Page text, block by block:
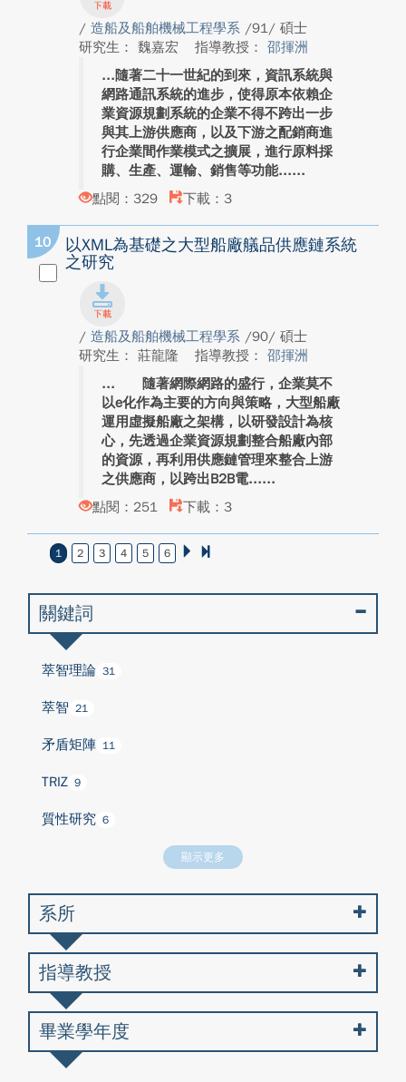
/ 造船及船舶機械工程學系 /91/ 碩士
研究生： 魏嘉宏
指導教授： 邵揮洲
隨著二十一世紀的到來，資訊系統與
網路通訊系統的進步，使得原本依賴企
業資源規劃系統的企業不得不跨出一步
與其上游供應商，以及下游之配銷商進
行企業間作業模式之擴展，進行原料採
購、生產、運輸、銷售等功能...
點閱：329
下載：3
10
以XML為基礎之大型船廠艤品供應鏈系統
之研究
/ 造船及船舶機械工程學系 /90/ 碩士
研究生： 莊龍隆
指導教授： 邵揮洲
隨著網際網路的盛行，企業莫不
以e化作為主要的方向與策略，大型船廠
運用虛擬船廠之架構，以研發設計為核
心，先透過企業資源規劃整合船廠內部
的資源，再利用供應鏈管理來整合上游
之供應商，以跨出B2B電...
點閱：251
下載：3
1 2 3 4 5 6
關鍵詞
萃智理論 31
萃智 21
矛盾矩陣 11
TRIZ 9
質性研究 6
顯示更多
系所
指導教授
畢業學年度